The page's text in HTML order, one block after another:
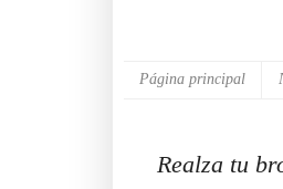
Página principal
Realza tu